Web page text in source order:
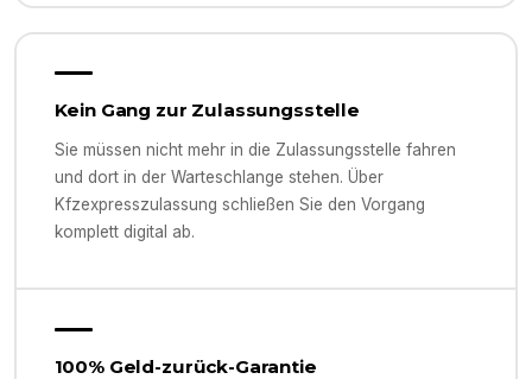
Kein Gang zur Zulassungsstelle
Sie müssen nicht mehr in die Zulassungsstelle fahren
und dort in der Warteschlange stehen. Über
Kfzexpresszulassung schließen Sie den Vorgang
komplett digital ab.
100% Geld-zurück-Garantie